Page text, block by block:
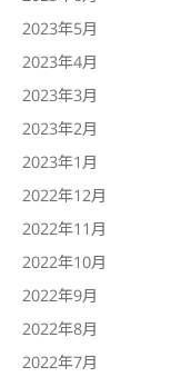
2023年5月
2023年4月
2023年3月
2023年2月
2023年1月
2022年12月
2022年11月
2022年10月
2022年9月
2022年8月
2022年7月